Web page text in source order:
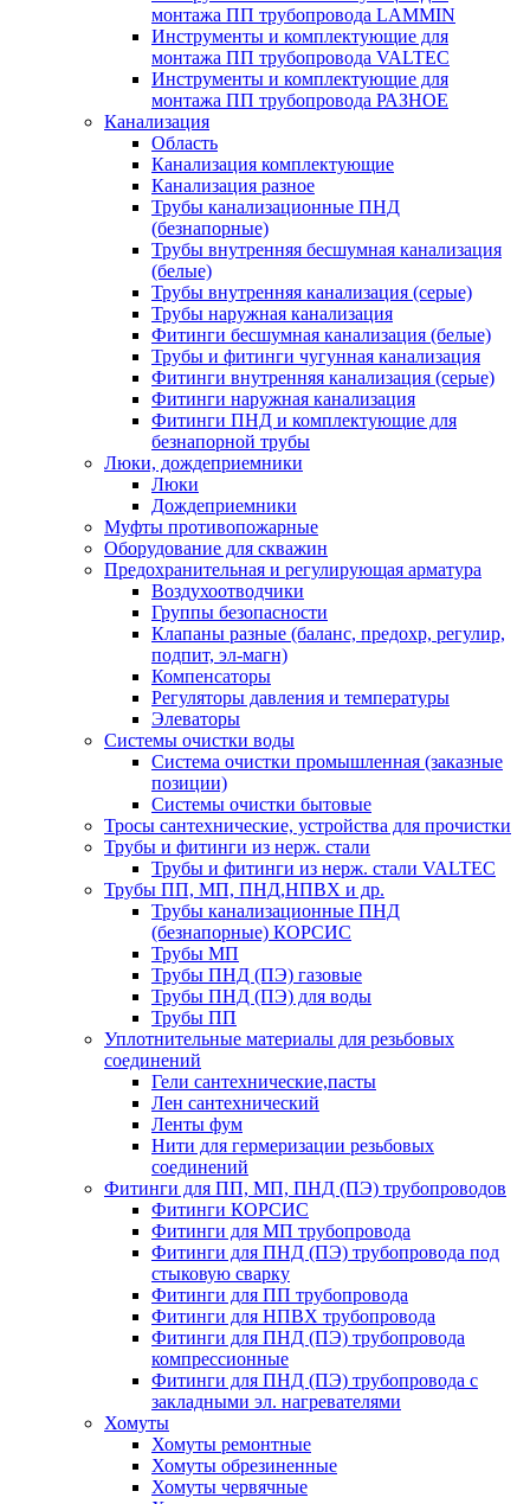
монтажа ПП трубопровода LAMMIN
Инструменты и комплектующие для
монтажа ПП трубопровода VALTEC
Инструменты и комплектующие для
монтажа ПП трубопровода РАЗНОЕ
Канализация
Область
Канализация комплектующие
Канализация разное
Трубы канализационные ПНД
(безнапорные)
Трубы внутренняя бесшумная канализация
(белые)
Трубы внутренняя канализация (серые)
Трубы наружная канализация
Фитинги бесшумная канализация (белые)
Трубы и фитинги чугунная канализация
Фитинги внутренняя канализация (серые)
Фитинги наружная канализация
Фитинги ПНД и комплектующие для
безнапорной трубы
Люки, дождеприемники
Люки
Дождеприемники
Муфты противопожарные
Оборудование для скважин
Предохранительная и регулирующая арматура
Воздухоотводчики
Группы безопасности
Клапаны разные (баланс, предохр, регулир,
подпит, эл-магн)
Компенсаторы
Регуляторы давления и температуры
Элеваторы
Системы очистки воды
Система очистки промышленная (заказные
позиции)
Системы очистки бытовые
Тросы сантехнические, устройства для прочистки
Трубы и фитинги из нерж. стали
Трубы и фитинги из нерж. стали VALTEC
Трубы ПП, МП, ПНД,НПВХ и др.
Трубы канализационные ПНД
(безнапорные) КОРСИС
Трубы МП
Трубы ПНД (ПЭ) газовые
Трубы ПНД (ПЭ) для воды
Трубы ПП
Уплотнительные материалы для резьбовых
соединений
Гели сантехнические,пасты
Лен сантехнический
Ленты фум
Нити для гермеризации резьбовых
соединений
Фитинги для ПП, МП, ПНД (ПЭ) трубопроводов
Фитинги КОРСИС
Фитинги для МП трубопровода
Фитинги для ПНД (ПЭ) трубопровода под
стыковую сварку
Фитинги для ПП трубопровода
Фитинги для НПВХ трубопровода
Фитинги для ПНД (ПЭ) трубопровода
компрессионные
Фитинги для ПНД (ПЭ) трубопровода с
закладными эл. нагревателями
Хомуты
Хомуты ремонтные
Хомуты обрезиненные
Хомуты червячные